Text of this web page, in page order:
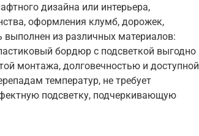
дизайна или интерьера,
оформления клумб, дорожек,
из различных материалов:
бордюр с подсветкой выгодно
монтажа, долговечностью и доступной
температур, не требует
подсветку, подчеркивающую